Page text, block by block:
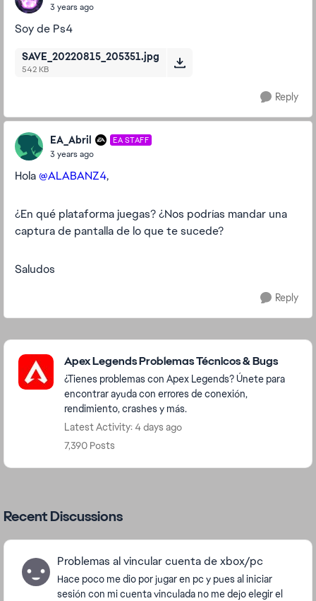
3 years ago
Soy de Ps4
SAVE_20220815_205351.jpg
542 KB
Reply
EA_Abril EA STAFF
3 years ago
Hola @ALABANZ4,
¿En qué plataforma juegas? ¿Nos podrías mandar una
captura de pantalla de lo que te sucede?
Saludos
Reply
Featured Places
Apex Legends Problemas Técnicos & Bugs
¿Tienes problemas con Apex Legends? Únete para
encontrar ayuda con errores de conexión,
rendimiento, crashes y más.
Latest Activity: 4 days ago
7,390 Posts
Recent Discussions
Problemas al vincular cuenta de xbox/pc
Hace poco me dio por jugar en pc y pues al iniciar
sesión con mi cuenta vinculada no me dejo elegir el